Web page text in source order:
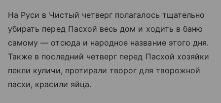
На Руси в Чистый четверг полагалось тщательно
убирать перед Пасхой весь дом и ходить в баню
самому — отсюда и народное название этого дня.
Также в последний четверг перед Пасхой хозяйки
пекли куличи, протирали творог для творожной
пасхи, красили яйца.